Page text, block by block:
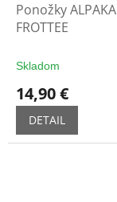
Ponožky ALPAKA
FROTTEE
Skladom
14,90 €
DETAIL